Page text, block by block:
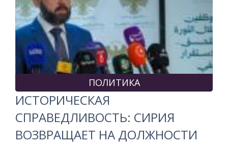
ПОЛИТИКА
ИСТОРИЧЕСКАЯ
СПРАВЕДЛИВОСТЬ: СИРИЯ
ВОЗВРАЩАЕТ НА ДОЛЖНОСТИ